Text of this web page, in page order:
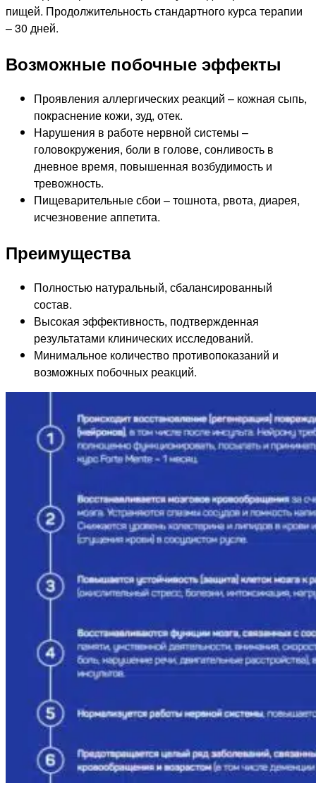
пищей. Продолжительность стандартного курса терапии
– 30 дней.
Возможные побочные эффекты
Проявления аллергических реакций – кожная сыпь,
покраснение кожи, зуд, отек.
Нарушения в работе нервной системы –
головокружения, боли в голове, сонливость в
дневное время, повышенная возбудимость и
тревожность.
Пищеварительные сбои – тошнота, рвота, диарея,
исчезновение аппетита.
Преимущества
Полностью натуральный, сбалансированный
состав.
Высокая эффективность, подтвержденная
результатами клинических исследований.
Минимальное количество противопоказаний и
возможных побочных реакций.